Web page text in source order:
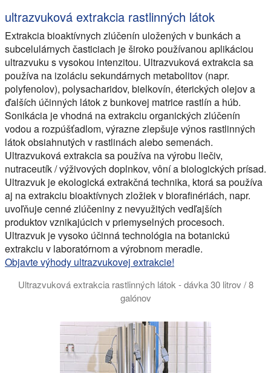
ultrazvuková extrakcia rastlinných látok
Extrakcia bioaktívnych zlúčenín uložených v bunkách a
subcelulárnych časticiach je široko používanou aplikáciou
ultrazvuku s vysokou intenzitou. Ultrazvuková extrakcia sa
používa na izoláciu sekundárnych metabolitov (napr.
polyfenolov), polysacharidov, bielkovín, éterických olejov a
ďalších účinných látok z bunkovej matrice rastlín a húb.
Sonikácia je vhodná na extrakciu organických zlúčenín
vodou a rozpúšťadlom, výrazne zlepšuje výnos rastlinných
látok obsiahnutých v rastlinách alebo semenách.
Ultrazvuková extrakcia sa používa na výrobu liečiv,
nutraceutík / výživových doplnkov, vôní a biologických prísad.
Ultrazvuk je ekologická extrakčná technika, ktorá sa používa
aj na extrakciu bioaktívnych zložiek v biorafinériách, napr.
uvoľňuje cenné zlúčeniny z nevyužitých vedľajších
produktov vznikajúcich v priemyselných procesoch.
Ultrazvuk je vysoko účinná technológia na botanickú
extrakciu v laboratórnom a výrobnom meradle.
Objavte výhody ultrazvukovej extrakcie!
Ultrazvuková extrakcia rastlinných látok - dávka 30 litrov / 8
galónov